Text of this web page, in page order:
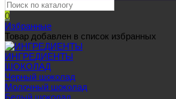
0
Избранные
Товар добавлен в список избранных
ИНГРЕДИЕНТЫ
ШОКОЛАД
Черный шоколад
Молочный шоколад
Белый шоколад